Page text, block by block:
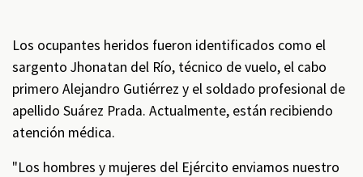
Los ocupantes heridos fueron identificados como el
sargento Jhonatan del Río, técnico de vuelo, el cabo
primero Alejandro Gutiérrez y el soldado profesional de
apellido Suárez Prada. Actualmente, están recibiendo
atención médica.
"Los hombres y mujeres del Ejército enviamos nuestro